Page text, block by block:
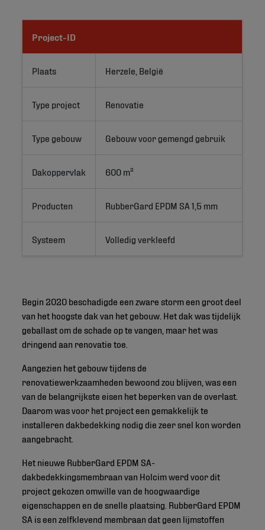
Project-ID
Plaats Herzele, België
Type project Renovatie
Type gebouw Gebouw voor gemengd gebruik
Dakoppervlak 600 m²
Producten RubberGard EPDM SA 1,5 mm
Systeem Volledig verkleefd
Begin 2020 beschadigde een zware storm een groot deel
van het hoogste dak van het gebouw. Het dak was tijdelijk
geballast om de schade op te vangen, maar het was
dringend aan renovatie toe.
Aangezien het gebouw tijdens de
renovatiewerkzaamheden bewoond zou blijven, was een
van de belangrijkste eisen het beperken van de overlast.
Daarom was voor het project een gemakkelijk te
installeren dakbedekking nodig die zeer snel kon worden
aangebracht.
Het nieuwe RubberGard EPDM SA-
dakbedekkingsmembraan van Holcim werd voor dit
project gekozen omwille van de hoogwaardige
eigenschappen en de snelle plaatsing. RubberGard EPDM
SA is een zelfklevend membraan dat geen lijmstoffen